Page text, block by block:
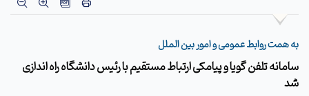
به همت روابط عمومی و امور بین الملل
سامانه تلفن گویا و پیامکی ارتباط مستقیم با رئیس دانشگاه راه اندازی
شد